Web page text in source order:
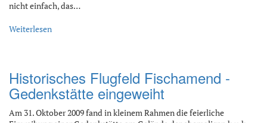
nicht einfach, das…
Weiterlesen
Historisches Flugfeld Fischamend -
Gedenkstätte eingeweiht
Am 31. Oktober 2009 fand in kleinem Rahmen die feierliche